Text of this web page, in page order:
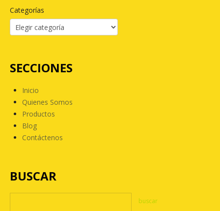
Categorías
SECCIONES
Inicio
Quienes Somos
Productos
Blog
Contáctenos
BUSCAR